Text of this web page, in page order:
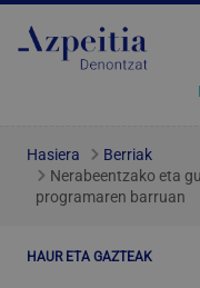
Hasiera
Berriak
Nerabeentzako eta
programaren barruan
HAUR ETA GAZTEAK